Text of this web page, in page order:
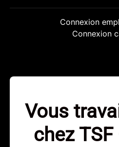
Connexion
Connexion
Vous
chez TSF